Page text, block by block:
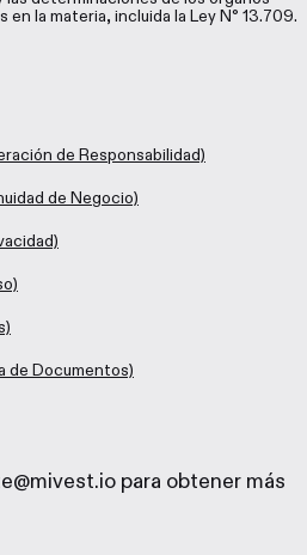
la materia, incluida la Ley N° 13.709.
de Responsabilidad)
de Negocio)
de Documentos)
para obtener más